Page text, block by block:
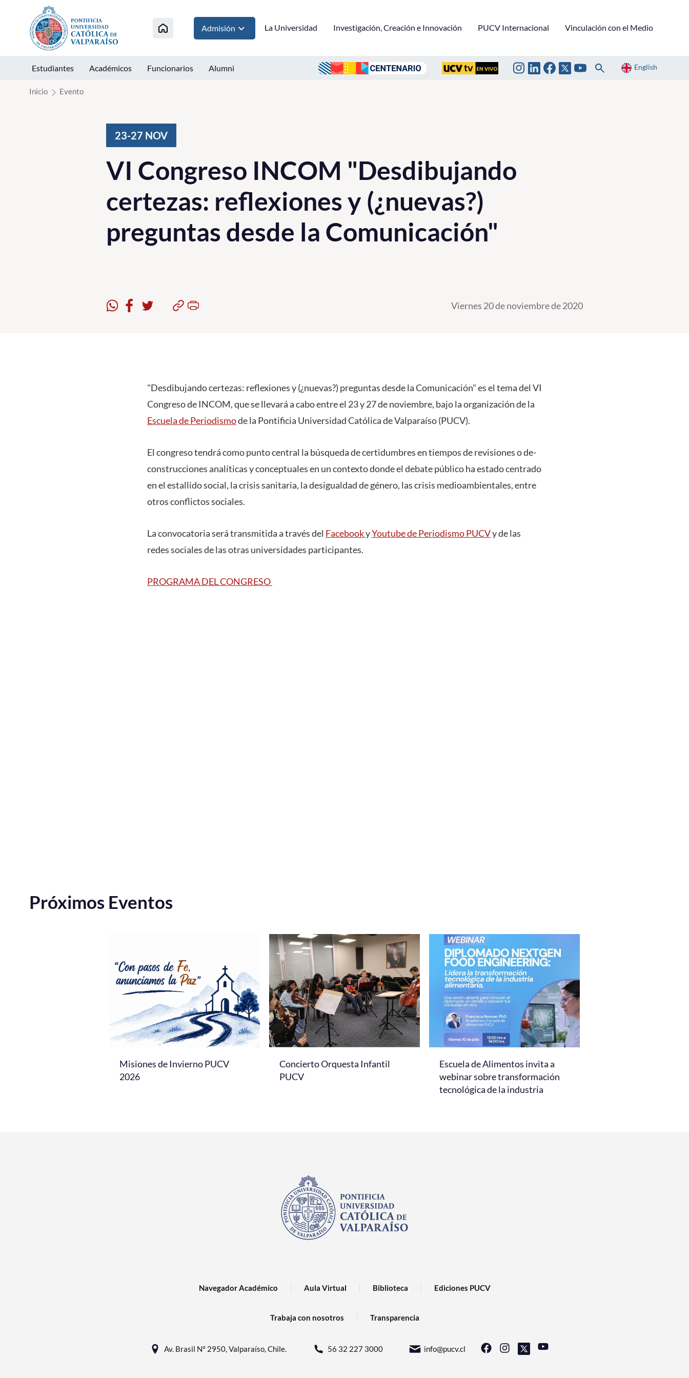
Click acá para ir directamente al contenido
Admisión La Universidad Investigación, Creación e Innovación PUCV Internacional Vinculación con el Medio
Estudiantes Académicos Funcionarios Alumni English
Inicio Evento
23-27 NOV
VI Congreso INCOM "Desdibujando
certezas: reflexiones y (¿nuevas?)
preguntas desde la Comunicación"
Viernes 20 de noviembre de 2020
"Desdibujando certezas: reflexiones y (¿nuevas?) preguntas desde la Comunicación" es el tema del VI
Congreso de INCOM, que se llevará a cabo entre el 23 y 27 de noviembre, bajo la organización de la
Escuela de Periodismode la Pontificia Universidad Católica de Valparaíso (PUCV).
El congreso tendrá como punto central la búsqueda de certidumbres en tiempos de revisiones o de-
construcciones analíticas y conceptuales en un contexto donde el debate público ha estado centrado
en el estallido social, la crisis sanitaria, la desigualdad de género, las crisis medioambientales, entre
otros conflictos sociales.
La convocatoria será transmitida a través del FacebookyYoutube de Periodismo PUCVy de las
redes sociales de las otras universidades participantes.
PROGRAMA DEL CONGRESO
Próximos Eventos
Misiones de Invierno PUCV
2026
Concierto Orquesta Infantil
PUCV
Escuela de Alimentos invita a
webinar sobre transformación
tecnológica de la industria
Navegador Académico Aula Virtual Biblioteca Ediciones PUCV
Trabaja con nosotros Transparencia
Av. Brasil N° 2950, Valparaíso, Chile. 56 32 227 3000 info@pucv.cl